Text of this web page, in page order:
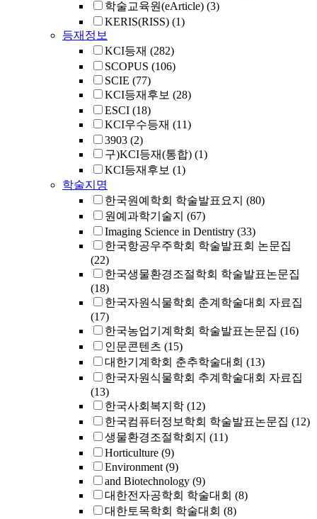
학술교육원(eArticle) (3)
KERIS(RISS) (1)
등재정보
KCI등재 (282)
SCOPUS (106)
SCIE (77)
KCI등재후보 (28)
ESCI (18)
KCI우수등재 (11)
3903 (2)
구)KCI등재(통합) (1)
KCI등재후보 (1)
학술지명
한국원예학회 학술발표요지 (80)
원예과학기술지 (67)
Imaging Science in Dentistry (33)
한국항공우주학회 학술발표회 논문집
(22)
한국생물환경조절학회 학술발표논문집
(18)
한국자원식물학회 춘계학술대회 자료집
(17)
한국농업기계학회 학술발표논문집 (16)
인문콘텐츠 (15)
대한기계학회 춘추학술대회 (13)
한국자원식물학회 추계학술대회 자료집
(13)
한국사회복지학 (12)
한국컴퓨터정보학회 학술발표논문집 (12)
생물환경조절학회지 (11)
Horticulture (9)
Environment (9)
and Biotechnology (9)
대한전자공학회 학술대회 (8)
대한토목학회 학술대회 (8)